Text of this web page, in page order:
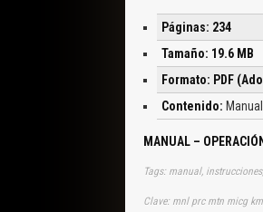
Páginas: 234
Tamaño: 19.6 MB
Formato: PDF
Contenido:
MANUAL –
Tags: manual,
Clave: mnl prc mtn micg